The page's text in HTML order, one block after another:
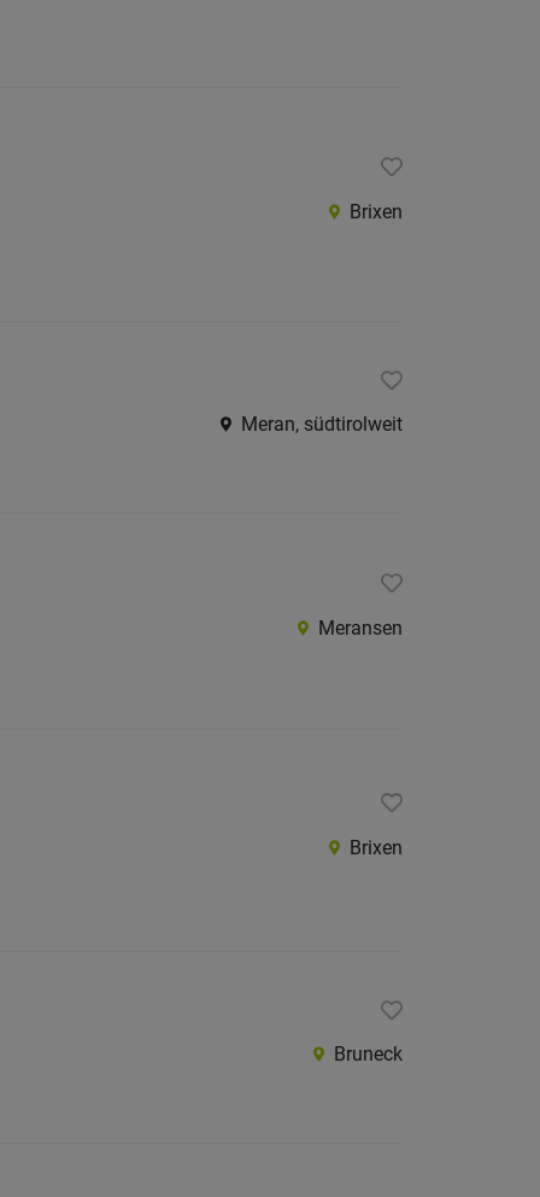
Brixen
Meran, südtirolweit
Meransen
Brixen
Bruneck